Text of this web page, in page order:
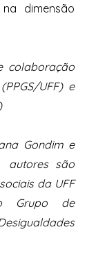
dimensão
colaboração
UFF) e
Gondim e
autores são
da UFF
Grupo de